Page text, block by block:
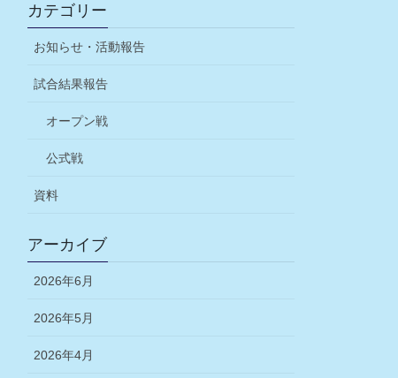
カテゴリー
お知らせ・活動報告
試合結果報告
オープン戦
公式戦
資料
アーカイブ
2026年6月
2026年5月
2026年4月